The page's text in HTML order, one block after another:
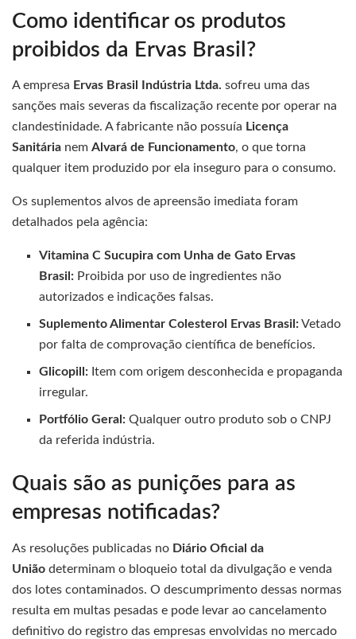
Como identificar os produtos
proibidos da Ervas Brasil?
A empresa Ervas Brasil Indústria Ltda. sofreu uma das
sanções mais severas da fiscalização recente por operar na
clandestinidade. A fabricante não possuía Licença
Sanitária nem Alvará de Funcionamento, o que torna
qualquer item produzido por ela inseguro para o consumo.
Os suplementos alvos de apreensão imediata foram
detalhados pela agência:
Vitamina C Sucupira com Unha de Gato Ervas
Brasil: Proibida por uso de ingredientes não
autorizados e indicações falsas.
Suplemento Alimentar Colesterol Ervas Brasil:Vetado
por falta de comprovação científica de benefícios.
Glicopill: Item com origem desconhecida e propaganda
irregular.
Portfólio Geral: Qualquer outro produto sob o CNPJ
da referida indústria.
Quais são as punições para as
empresas notificadas?
As resoluções publicadas no Diário Oficial da
União determinam o bloqueio total da divulgação e venda
dos lotes contaminados. O descumprimento dessas normas
resulta em multas pesadas e pode levar ao cancelamento
definitivo do registro das empresas envolvidas no mercado